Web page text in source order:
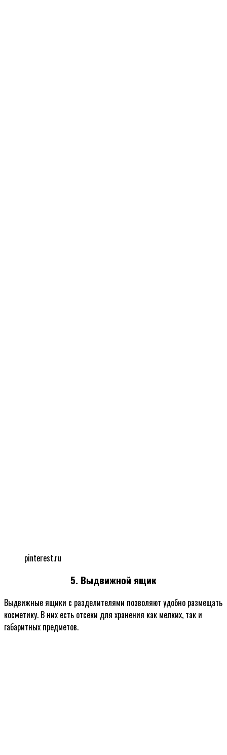
pinterest.ru
5. Выдвижной ящик
Выдвижные ящики с разделителями позволяют удобно размещать
косметику. В них есть отсеки для хранения как мелких, так и
габаритных предметов.